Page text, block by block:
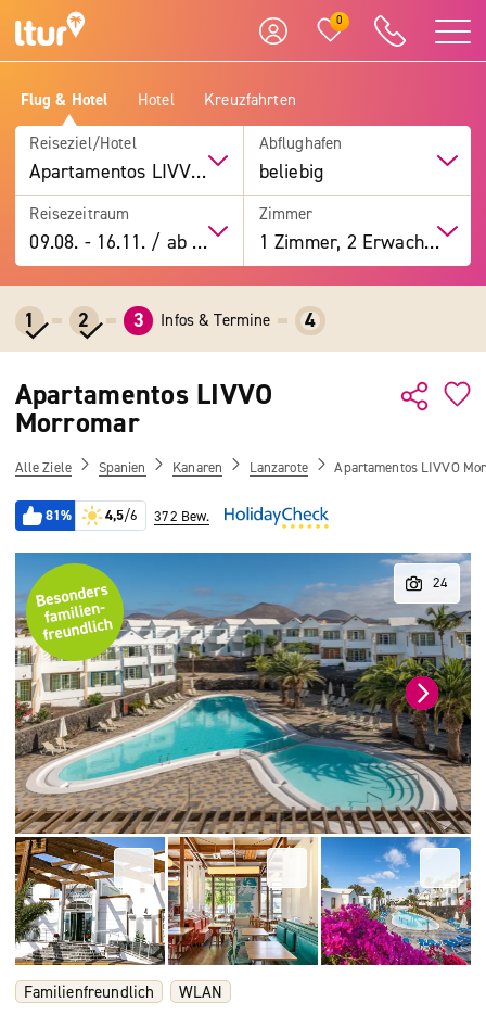
0
Flug & Hotel Hotel Kreuzfahrten
Reiseziel/Hotel
Apartamentos LIVVO Morromar
Abflughafen
beliebig
Reisezeitraum
09.08. -16.11. / ab 7 Tage
Zimmer
1 Zimmer, 2 Erwachsene
1 2 3 Infos & Termine 4
Apartamentos LIVVO
Morromar
Alle Ziele Spanien Kanaren Lanzarote Apartamentos LIVVO
81% 4,5/6 372 Bew.
Familienfreundlich
WLAN